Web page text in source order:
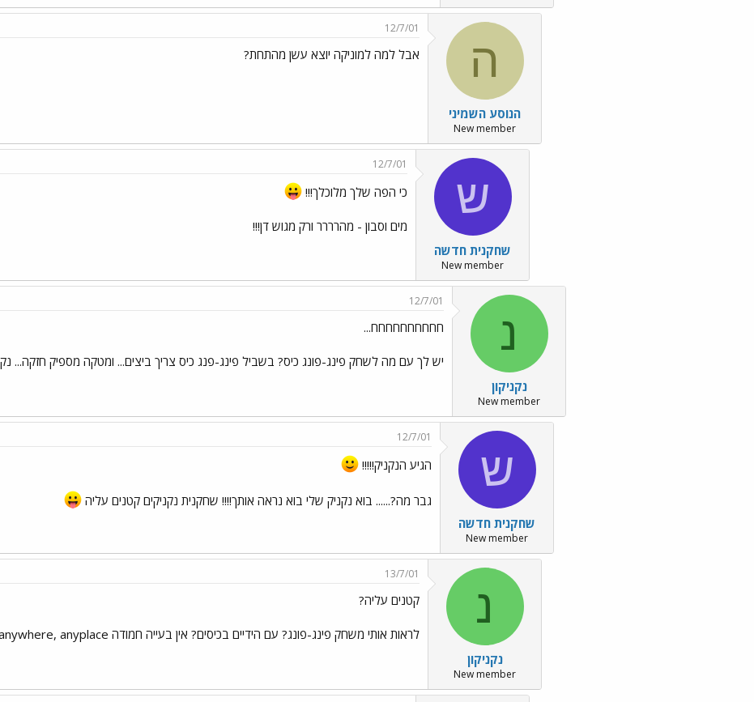
ה
הנוסע השמיני
New member
12/7/01
אבל למה למוניקה יוצא עשן מהתחת?
ש
שחקנית חדשה
New member
12/7/01
כי הפה שלך מלוכלך!!!
מים וסבון - מהרררר ורק מגוש דן!!!
נ
נקניקון
New member
12/7/01
חחחחחחחחחח...
יש לך עם מה לשחק פינג-פונג כיס? בשביל פינג-פנג כיס צריך ביצים... ומטקה מספיק חזקה...
ש
שחקנית חדשה
New member
12/7/01
הגיע הנקניק!!!!!
גבר מה?...... בוא נקניק שלי בוא נראה אותך!!!! שחקנית נקניקים קטנים עליה
נ
נקניקון
New member
13/7/01
קטנים עליה?
לראות אותי משחק פינג-פונג? עם הידיים בכיסים? אין בעייה חמודה anywhere, anyplace נקניקון שחקניות מצחיקות אותו במיוחד אם חדשות 8-p